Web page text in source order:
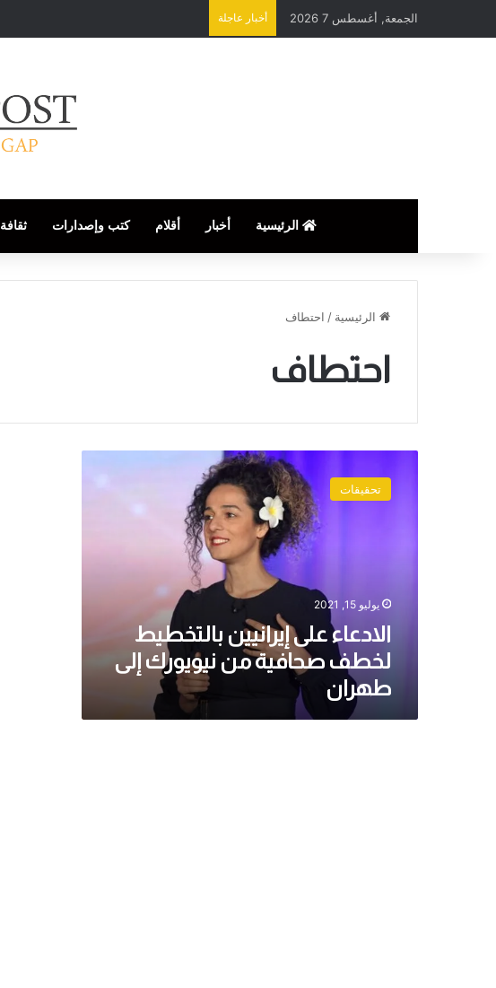
الجمعة, أغسطس 7 2026 أخبار عاجلة
الرئيسية أخبار أقلام كتب وإصدارات ثقافة
الرئيسية / احتطاف
احتطاف
إيرانيين
طهران
تحقيقات
يوليو 15, 2021
الادعاء على إيرانيين بالتخطيط
لخطف صحافية من نيويورك إلى
طهران